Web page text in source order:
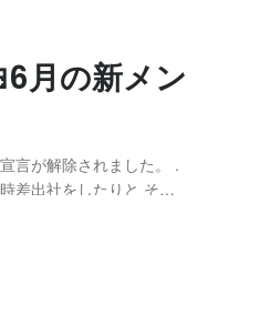
月の新メン
言が解除されました。 .
差出社をしたりと それ